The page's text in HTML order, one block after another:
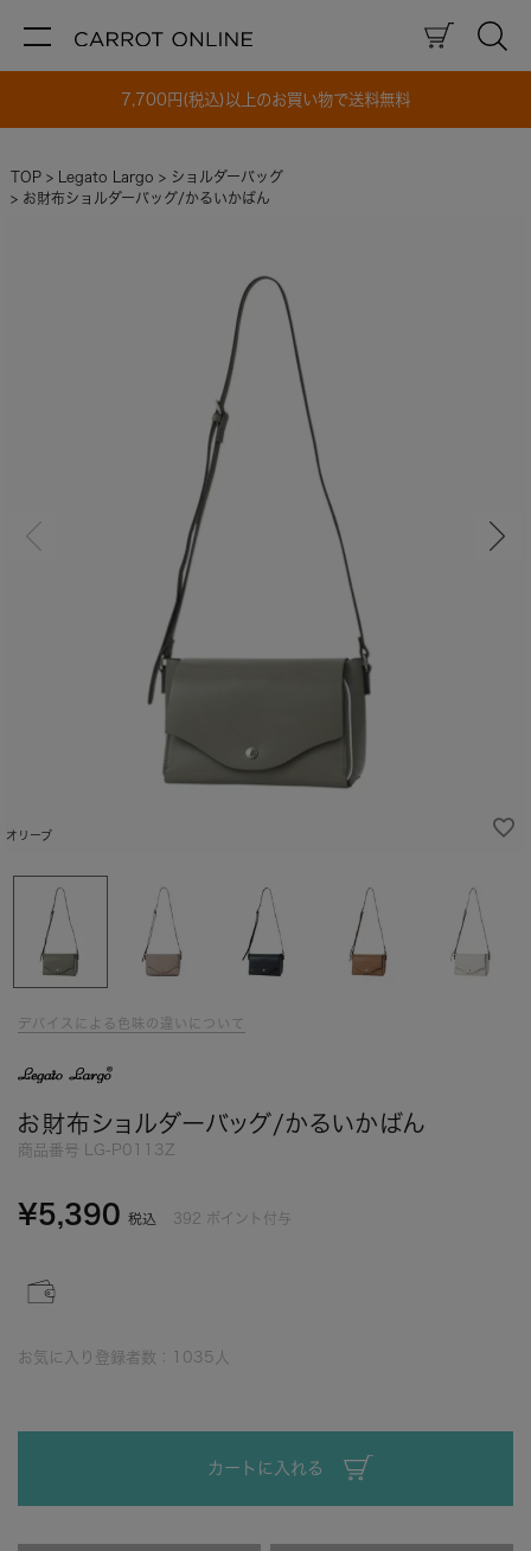
7,700円(税込)以上のお買い物で送料無料
TOP Legato Largo
ショルダーバッグ
お財布ショルダーバッグ/かるいかばん
オリーブ
デバイスによる色味の違いについて
お財布ショルダーバッグ/かるいかばん
商品番号 LG-P0113Z
¥5,390 税込 392 ポイント付与
お気に入り登録者数： 1035 人
カートに入れる